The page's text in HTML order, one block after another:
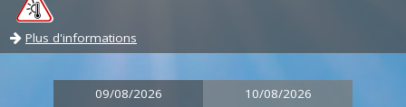
Plus d'informations
09/08/2026 10/08/2026